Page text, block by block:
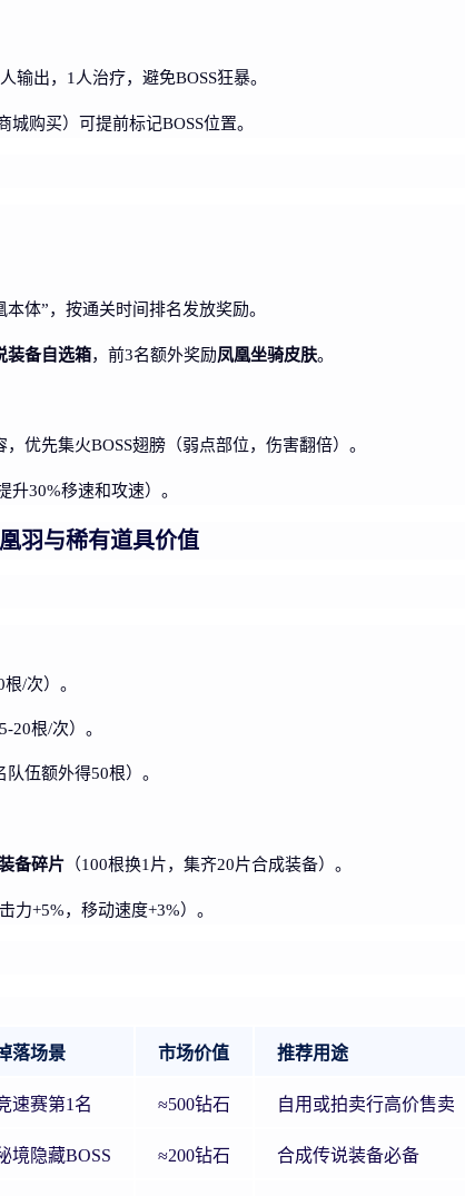
输出，1人治疗，避免BOSS狂暴。
商城购买）可提前标记BOSS位置。
体”，按通关时间排名发放奖励。
装备自选箱，前3名额外奖励凤凰坐骑皮肤。
优先集火BOSS翅膀（弱点部位，伤害翻倍）。
提升30%移速和攻速）。
羽与稀有道具价值
/次）。
20根/次）。
伍额外得50根）。
备碎片 （100根换1片，集齐20片合成装备）。
击力+5%，移动速度+3%）。
落场景 市场价值 推荐用途
速赛第1名 ≈500钻石 自用或拍卖行高价售卖
境隐藏BOSS ≈200钻石 合成传说装备必备